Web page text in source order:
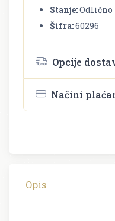
Stanje:Odlično
Šifra:60296
Opcije
Načini
Opis